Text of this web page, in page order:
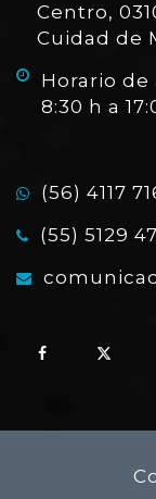
Centro,
Cuidad de
Horario de
8:30 h a
(56) 4117
(55) 5129